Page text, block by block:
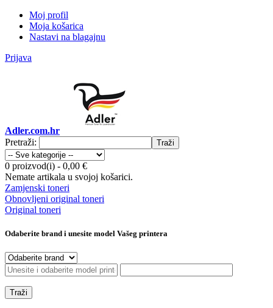
Moj profil
Moja košarica
Nastavi na blagajnu
Prijava
Adler.com.hr
Pretraži:
Traži
0 proizvod(i) - 0,00 €
Nemate artikala u svojoj košarici.
Zamjenski toneri
Obnovljeni original toneri
Original toneri
Odaberite brand i unesite model Vašeg printera
Traži